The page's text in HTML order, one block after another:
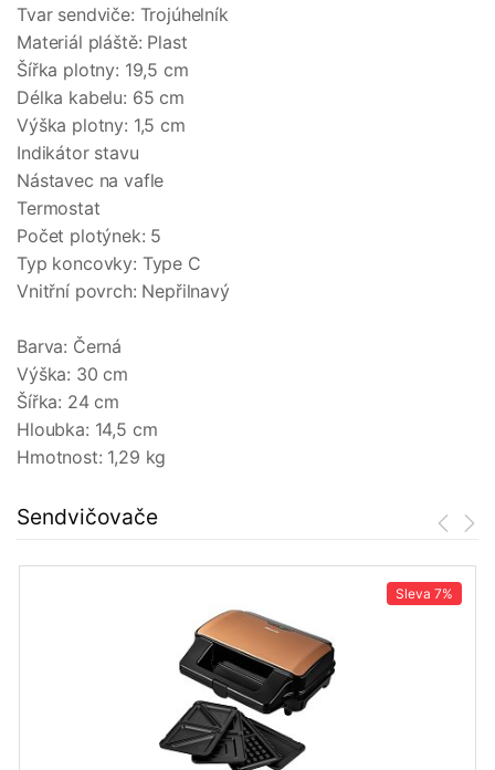
Tvar sendviče: Trojúhelník
Materiál pláště: Plast
Šířka plotny: 19,5 cm
Délka kabelu: 65 cm
Výška plotny: 1,5 cm
Indikátor stavu
Nástavec na vafle
Termostat
Počet plotýnek: 5
Typ koncovky: Type C
Vnitřní povrch: Nepřilnavý
Barva: Černá
Výška: 30 cm
Šířka: 24 cm
Hloubka: 14,5 cm
Hmotnost: 1,29 kg
Sendvičovače
Sleva 7%